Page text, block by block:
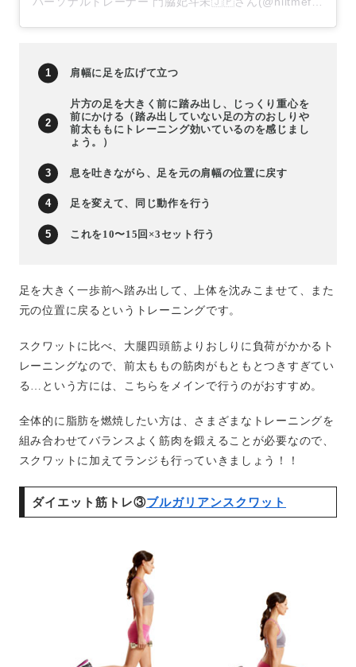
肩幅に足を広げて立つ
片方の足を大きく前に踏み出し、じっくり重心を
前にかける（踏み出していない足の方のおしりや
前太ももにトレーニング効いているのを感じまし
ょう。）
息を吐きながら、足を元の肩幅の位置に戻す
足を変えて、同じ動作を行う
これを10〜15回×3セット行う
足を大きく一歩前へ踏み出して、上体を沈みこませて、また
元の位置に戻るというトレーニングです。
スクワットに比べ、大腿四頭筋よりおしりに負荷がかかるト
レーニングなので、前太ももの筋肉がもともとつきすぎてい
る…という方には、こちらをメインで行うのがおすすめ。
全体的に脂肪を燃焼したい方は、さまざまなトレーニングを
組み合わせてバランスよく筋肉を鍛えることが必要なので、
スクワットに加えてランジも行っていきましょう！！
ダイエット筋トレ③ブルガリアンスクワット